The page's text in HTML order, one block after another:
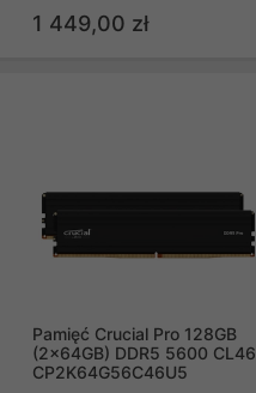
1 449,00 zł
Pamięć Crucial Pro 128GB
(2x64GB) DDR5 5600 CL46
CP2K64G56C46U5